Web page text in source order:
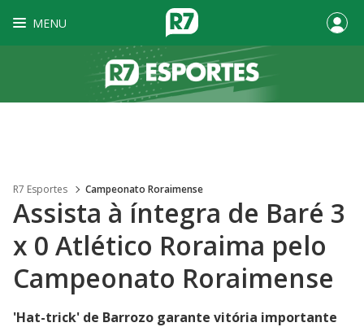
MENU
R7 Esportes Campeonato Roraimense
Assista à íntegra de Baré 3
x 0 Atlético Roraima pelo
Campeonato Roraimense
'Hat-trick' de Barrozo garante vitória importante